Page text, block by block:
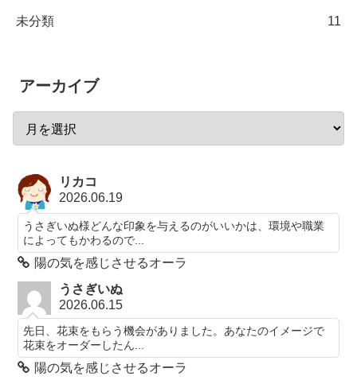
未分類 11
アーカイブ
リカコ
2026.06.19
うさぎいぬ様どんな印象を与えるのがいいかは、環境や職業
によってもかわるので...
陽の気を感じさせるオーラ
うさぎいぬ
2026.06.15
先日、花束をもらう機会がありました。あなたのイメージで
花束をオーダーしたん...
陽の気を感じさせるオーラ